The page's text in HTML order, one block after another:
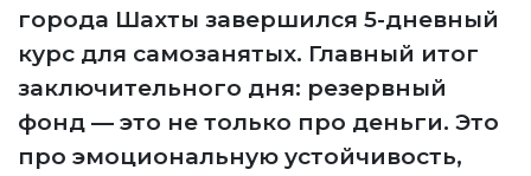
города Шахты завершился 5-дневный
курс для самозанятых. Главный итог
заключительного дня: резервный
фонд — это не только про деньги. Это
про эмоциональную устойчивость,